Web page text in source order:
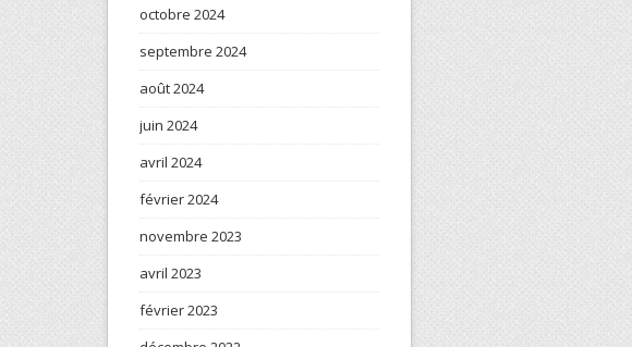
octobre 2024
septembre 2024
août 2024
juin 2024
avril 2024
février 2024
novembre 2023
avril 2023
février 2023